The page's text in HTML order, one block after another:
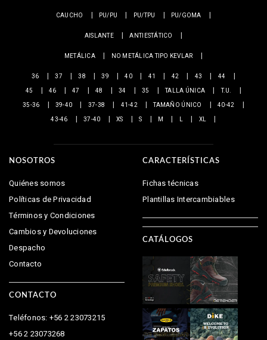
CAUCHO PU/PU PU/TPU PU/GOMA
AISLANTE ANTIESTÁTICO
METÁLICA NO METÁLICA TIPO KEVLAR
36 37 38 39 40 41 42 43
44
45
46 47 48 34 35 TALLA ÚNICA
T.U.
35-36
39-40 37-38 41-42 TAMAÑO ÚNICO
40-42
43-46
37-40 XS S M L XL
NOSOTROS
Quiénes somos
Políticas de Privacidad
Términos y Condiciones
Cambios y Devoluciones
Despacho
Contacto
CONTACTO
Teléfonos: +56 2 23073215
+56 2 23073268
CARACTERÍSTICAS
Fichas técnicas
Plantillas Intercambiables
CATÁLOGOS